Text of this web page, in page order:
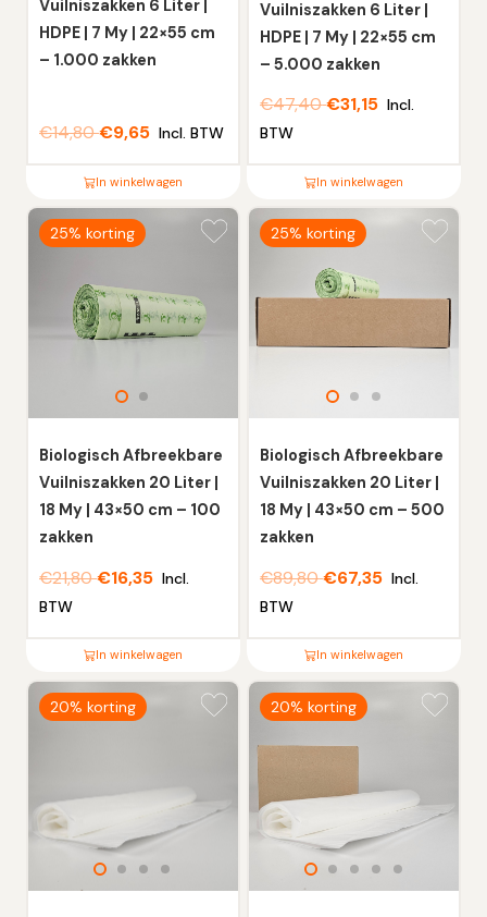
Vuilniszakken 6 Liter |
HDPE | 7 My | 22×55 cm
– 1.000 zakken
€14,80€9,65 Incl. BTW
In winkelwagen
Dit
product
meerdere
variaties.
worden
op
de
productpagina
Vuilniszakken 6 Liter |
HDPE | 7 My | 22×55 cm
– 5.000 zakken
€47,40€31,15 Incl.
BTW
In winkelwagen
Dit
product
meerdere
variaties.
Deze
worden
op
de
productpagina
25% korting
Biologisch Afbreekbare
Vuilniszakken 20 Liter |
18 My | 43×50 cm – 100
zakken
€21,80€16,35 Incl.
BTW
In winkelwagen
Dit
product
Deze
optie
25% korting
Biologisch Afbreekbare
Vuilniszakken 20 Liter |
18 My | 43×50 cm – 500
zakken
€89,80€67,35 Incl.
BTW
In winkelwagen
Dit
product
Deze
optie
20% korting 20% korting